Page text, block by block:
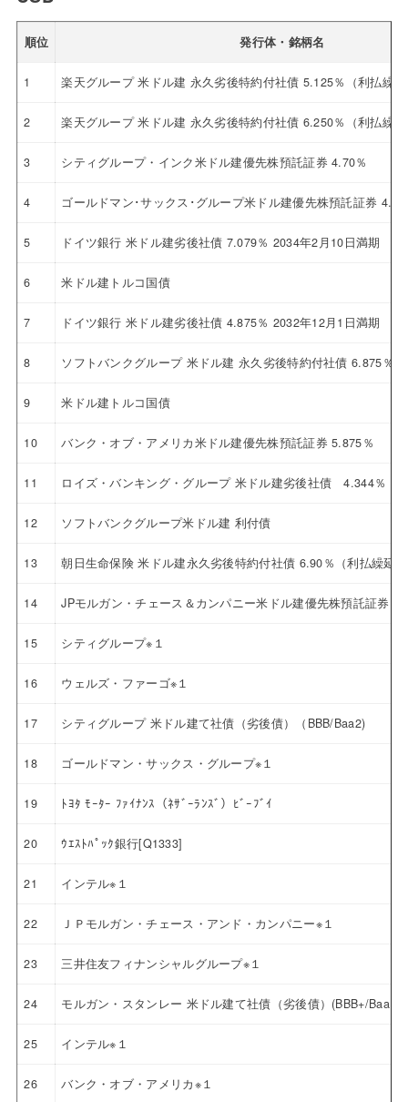
順位 発行体・銘柄名
1 楽天グループ 米ドル建 永久劣後特約付社債 5.125％（利払繰
2 楽天グループ 米ドル建 永久劣後特約付社債 6.250％（利払繰
3 シティグループ・インク米ドル建優先株預託証券 4.70％
4 ゴールドマン･サックス･グループ米ドル建優先株預託証券
5 ドイツ銀行 米ドル建劣後社債 7.079％ 2034年2月10日満期
6 米ドル建トルコ国債
7 ドイツ銀行 米ドル建劣後社債 4.875％ 2032年12月1日満期
8 ソフトバンクグループ 米ドル建 永久劣後特約付社債 6.875％
9 米ドル建トルコ国債
10 バンク・オブ・アメリカ米ドル建優先株預託証券 5.875％
11 ロイズ・バンキング・グループ 米ドル建劣後社債 4.344％
12 ソフトバンクグループ米ドル建 利付債
13 朝日生命保険 米ドル建永久劣後特約付社債 6.90％（利払繰延
14 JPモルガン・チェース＆カンパニー米ドル建優先株預託証券
15 シティグループ※１
16 ウェルズ・ファーゴ※１
17 シティグループ 米ドル建て社債（劣後債）（BBB/Baa2)
18 ゴールドマン・サックス・グループ※１
19 ﾄﾖﾀ ﾓｰﾀｰ ﾌｧｲﾅﾝｽ（ﾈｻﾞｰﾗﾝｽﾞ）ﾋﾞｰﾌﾞｲ
20 ｳｴｽﾄﾊﾟｯｸ銀行[Q1333]
21 インテル※１
22 ＪＰモルガン・チェース・アンド・カンパニー※１
23 三井住友フィナンシャルグループ※１
24 モルガン・スタンレー 米ドル建て社債（劣後債）(BBB+/Baa1)
25 インテル※１
26 バンク・オブ・アメリカ※１